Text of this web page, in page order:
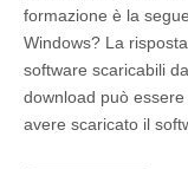
formazione è la
Windows? La
software scaricabili
download può
avere scaricato il